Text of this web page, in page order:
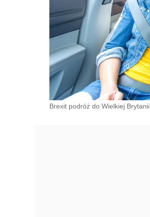
Brexit podróż do Wielkiej Brytanii